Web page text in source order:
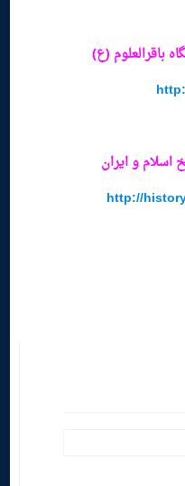
باقرالعلوم (ع)
اسلام و ایران
http://